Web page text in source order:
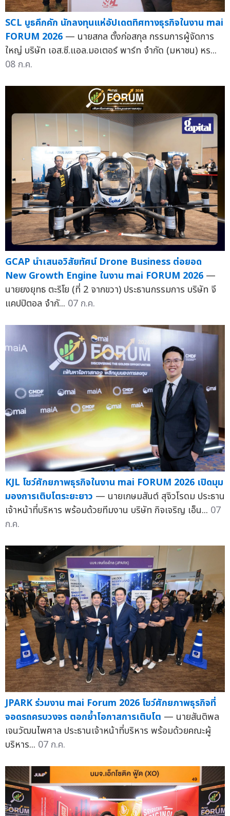
SCL บูธคึกคัก นักลงทุนแห่อัปเดตทิศทางธุรกิจในงาน mai
FORUM 2026 — นายสกล ตั้งก่อสกุล กรรมการผู้จัดการ
ใหญ่ บริษัท เอส.ซี.แอล.มอเตอร์ พาร์ท จำกัด (มหาชน) หร...
08 ก.ค.
GCAP นำเสนอวิสัยทัศน์ Drone Business ต่อยอด
New Growth Engine ในงาน mai FORUM 2026 —
นายยงยุทธ ตะริโย (ที่ 2 จากขวา) ประธานกรรมการ บริษัท จี
แคปปิตอล จำกั... 07 ก.ค.
KJL โชว์ศักยภาพธุรกิจในงาน mai FORUM 2026 เปิดมุม
มองการเติบโตระยะยาว — นายเกษมสันต์ สุจิวโรดม ประธาน
เจ้าหน้าที่บริหาร พร้อมด้วยทีมงาน บริษัท กิจเจริญ เอ็น... 07
ก.ค.
JPARK ร่วมงาน mai Forum 2026 โชว์ศักยภาพธุรกิจที่
จอดรถครบวงจร ตอกย้ำโอกาสการเติบโต — นายสันติพล
เจนวัฒนไพศาล ประธานเจ้าหน้าที่บริหาร พร้อมด้วยคณะผู้
บริหาร... 07 ก.ค.